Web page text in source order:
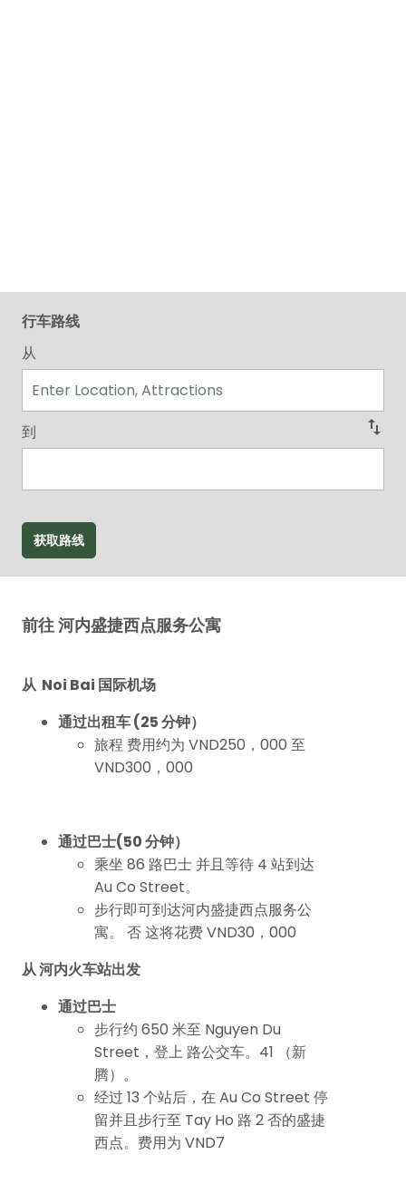
行车路线
从
到 swap_vert
获取路线
前往 河内盛捷西点服务公寓
从 Noi Bai 国际机场
通过出租车 (25 分钟）
旅程 费用约为 VND250，000 至
VND300，000
通过巴士(50 分钟）
乘坐 86 路巴士 并且等待 4 站到达
Au Co Street。
步行即可到达河内盛捷西点服务公
寓。 否 这将花费 VND30，000
从 河内火车站出发
通过巴士
步行约 650 米至 Nguyen Du
Street，登上 路公交车。41 （新
腾）。
经过 13 个站后，在 Au Co Street 停
留并且步行至 Tay Ho 路 2 否的盛捷
西点。费用为 VND7